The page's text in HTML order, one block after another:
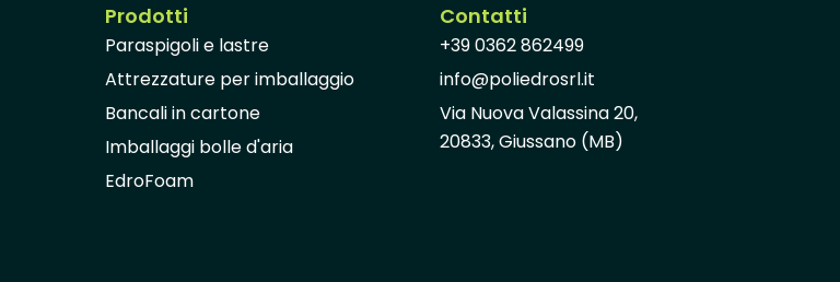
Prodotti
Paraspigoli e lastre
Attrezzature per imballaggio
Bancali in cartone
Imballaggi bolle d'aria
EdroFoam
Contatti
+39 0362 862499
info@poliedrosrl.it
Via Nuova Valassina 20,
20833, Giussano (MB)